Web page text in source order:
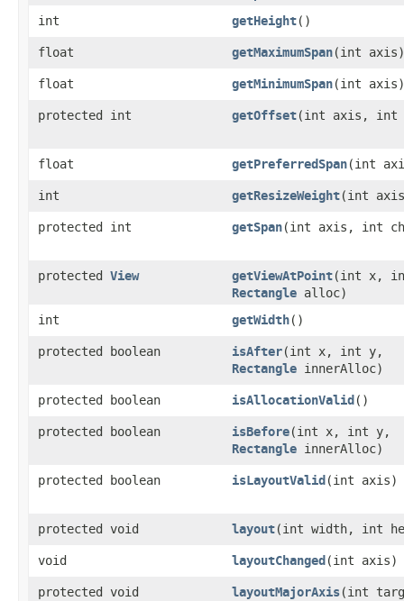
int
getHeight()
float getMaximumSpan​(int axis)
float getMinimumSpan​(int axis)
protected int getOffset​(int axis, int
float getPreferredSpan​(int
int getResizeWeight​(int
protected int getSpan​(int axis, int
protected View getViewAtPoint​(int x,
Rectangle alloc)
int
getWidth()
protected boolean isAfter​(int x, int y,
Rectangle innerAlloc)
protected boolean isAllocationValid ()
protected boolean isBefore​(int x, int y,
Rectangle innerAlloc)
protected boolean isLayoutValid ​(int axis)
protected void layout​(int width, int
void layoutChanged ​(int axis)
protected void layoutMajorAxis​(int